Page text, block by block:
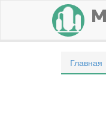
Главная